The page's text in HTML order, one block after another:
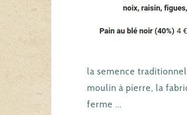
la semence
moulin à pierre, la
ferme …